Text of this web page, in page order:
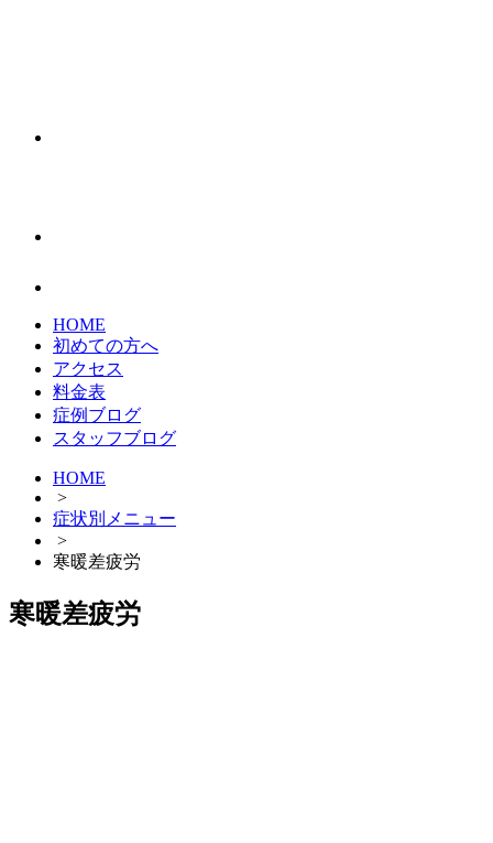
HOME
初めての方へ
アクセス
料金表
症例ブログ
スタッフブログ
HOME
>
症状別メニュー
>
寒暖差疲労
寒暖差疲労